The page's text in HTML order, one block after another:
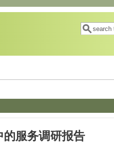
搜索表
搜索
服务调研报告